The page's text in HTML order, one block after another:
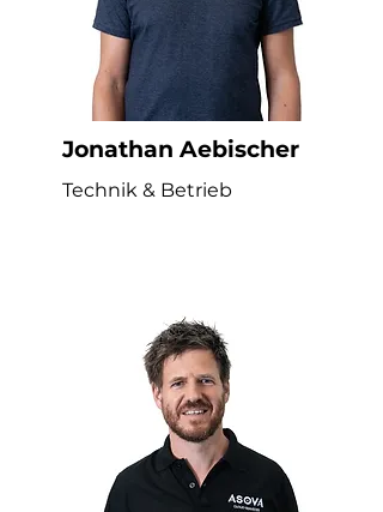
Jonathan Aebischer
Technik & Betrieb